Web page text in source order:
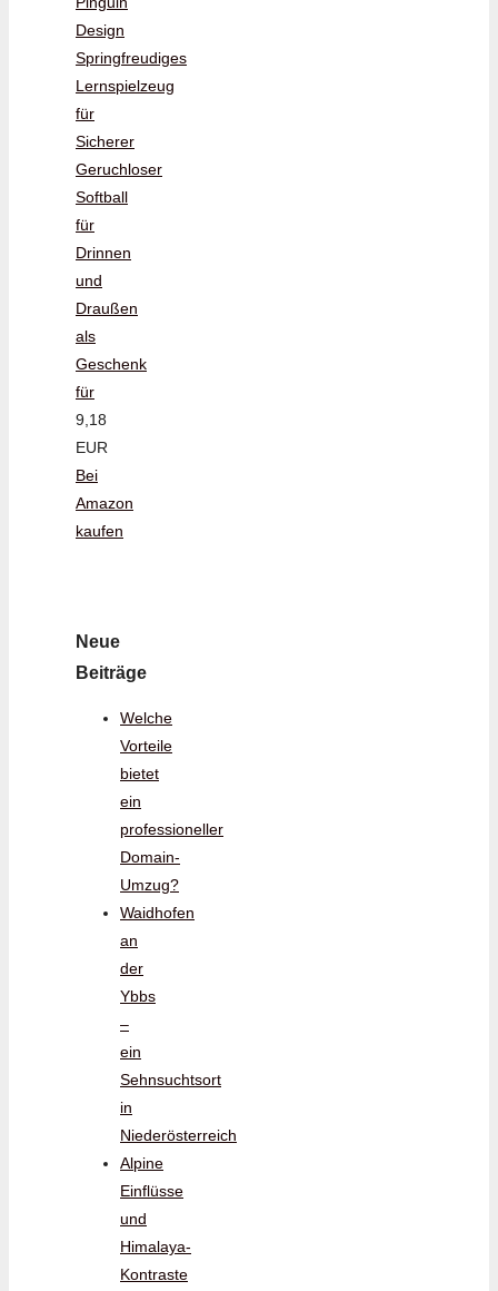
Design
Springfreudiges
Lernspielzeug
für
Sicherer
Geruchloser
Softball
für
Drinnen
und
Draußen
als
Geschenk
für
9,18
EUR
Bei
Amazon
kaufen
Neue
Beiträge
Welche
Vorteile
bietet
ein
professioneller
Domain-
Umzug?
Waidhofen
an
der
Ybbs
–
ein
Sehnsuchtsort
in
Niederösterreich
Alpine
Einflüsse
und
Himalaya-
Kontraste